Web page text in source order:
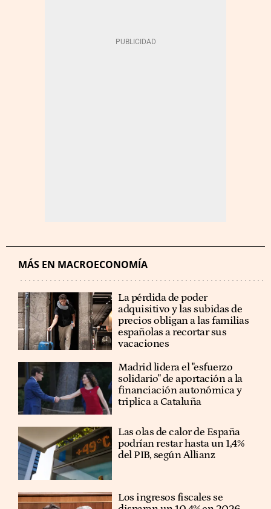
MÁS EN MACROECONOMÍA
La pérdida de poder
adquisitivo y las subidas de
precios obligan a las familias
españolas a recortar sus
vacaciones
Madrid lidera el "esfuerzo
solidario" de aportación a la
financiación autonómica y
triplica a Cataluña
Las olas de calor de España
podrían restar hasta un 1,4%
del PIB, según Allianz
Los ingresos fiscales se